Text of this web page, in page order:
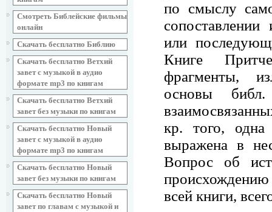
Смотреть Библейские фильмы
онлайн
Скачать бесплатно Библию
Скачать бесплатно Ветхий
завет с музыкой в аудио
формате mp3 по книгам
Скачать бесплатно Ветхий
завет без музыки по книгам
Скачать бесплатно Новый
завет с музыкой в аудио
формате mp3 по книгам
Скачать бесплатно Новый
завет без музыки по книгам
Скачать бесплатно Новый
завет по главам с музыкой и
по смыслу
или
Книге
фрагменты,
основы
кр. того,
выражена в
Вопрос об
происхождению
всей книги,